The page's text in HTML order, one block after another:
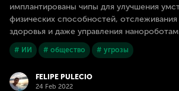
имплантированы чипы для улучшения
физических способностей, отслеживания
здоровья и даже управления
# ИИ # общество # угрозы
FELIPE PULECIO
24 Feb 2022